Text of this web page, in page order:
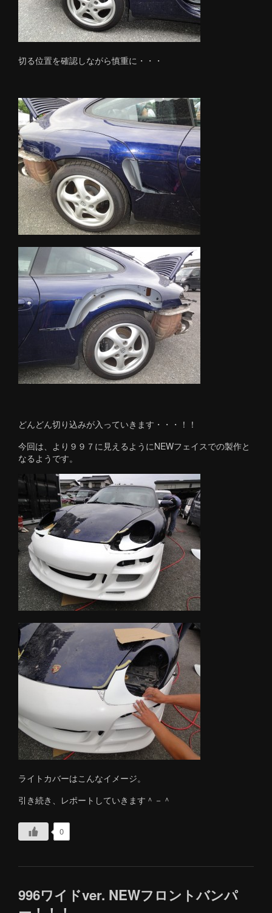
切る位置を確認しながら慎重に・・・
どんどん切り込みが入っていきます・・・！！
今回は、より９９７に見えるようにNEWフェイスでの製作と
なるようです。
ライトカバーはこんなイメージ。
引き続き、レポートしていきます＾－＾
0
996ワイドver. NEWフロントバンパ